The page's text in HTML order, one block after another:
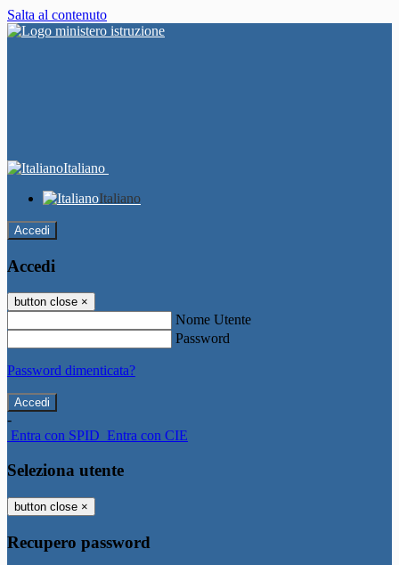
Salta al contenuto
Italiano
Italiano
Accedi
Accedi
button close ×
Nome Utente
Password
Password dimenticata?
-
Entra con SPID Entra con CIE
Seleziona utente
button close ×
Recupero password